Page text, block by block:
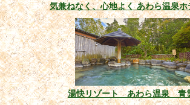
気兼ねなく、心地よく あわら温泉ホ
湯快リゾート あわら温泉 青